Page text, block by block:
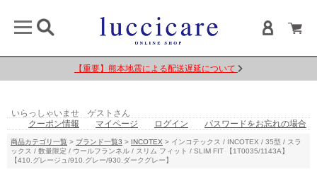
【重要】熊本地震による配送遅延について
いらっしゃいませ ゲストさん
クーポン情報
マイページ ログイン パスワードをお忘れの場合
商品カテゴリ一覧 > ブランド一覧3 > INCOTEX > インコテックス / INCOTEX / 35型 / スラ
ックス / 数量限定 / ウールフランネル / スリム フィット / SLIM FIT 【1T0035/1143A】
【410.グレージュ/910.グレー/930.ダークグレー】